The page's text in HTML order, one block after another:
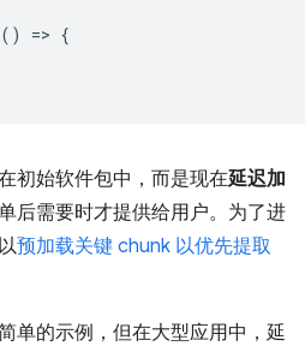
() => {
初始软件包中，而是现在延迟加
后需要时才提供给用户。为了进
预加载关键 chunk 以优先提取
单的示例，但在大型应用中，延